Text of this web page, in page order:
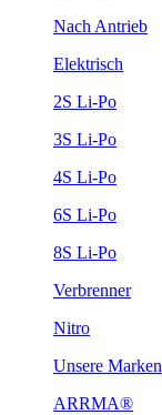
Nach Antrieb
Elektrisch
2S Li-Po
3S Li-Po
4S Li-Po
6S Li-Po
8S Li-Po
Verbrenner
Nitro
Unsere Marken
ARRMA®